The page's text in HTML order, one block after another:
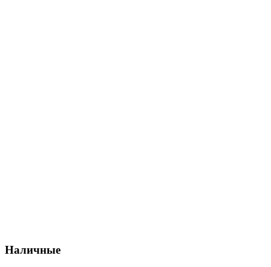
Наличные